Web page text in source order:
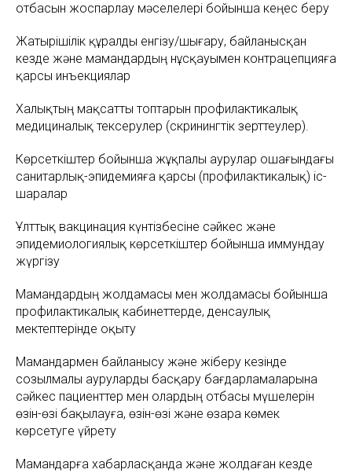
отбасын жоспарлау мәселелері бойынша кеңес беру
Жатырішілік құралды енгізу/шығару, байланысқан
кезде және мамандардың нұсқауымен контрацепцияға
қарсы инъекциялар
Халықтың мақсатты топтарын профилактикалық
медициналық тексерулер (скринингтік зерттеулер).
Көрсеткіштер бойынша жұқпалы аурулар ошағындағы
санитарлық-эпидемияға қарсы (профилактикалық) іс-
шаралар
Ұлттық вакцинация күнтізбесіне сәйкес және
эпидемиологиялық көрсеткіштер бойынша иммундау
жүргізу
Мамандардың жолдамасы мен жолдамасы бойынша
профилактикалық кабинеттерде, денсаулық
мектептерінде оқыту
Мамандармен байланысу және жіберу кезінде
созылмалы ауруларды басқару бағдарламаларына
сәйкес пациенттер мен олардың отбасы мүшелерін
өзін-өзі бақылауға, өзін-өзі және өзара көмек
көрсетуге үйрету
Мамандарға хабарласқанда және жолдаған кезде